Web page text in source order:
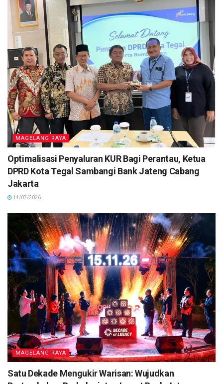
MAGELANG RAYA
Optimalisasi Penyaluran KUR Bagi Perantau, Ketua
DPRD Kota Tegal Sambangi Bank Jateng Cabang
Jakarta
14/07/2026
MAGELANG RAYA
Satu Dekade Mengukir Warisan: Wujudkan